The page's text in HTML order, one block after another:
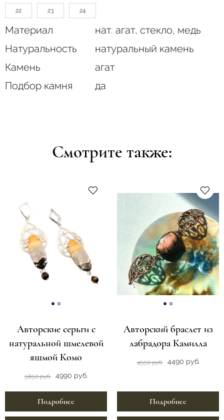
22 23 24
Материал
нат. агат, стекло, медь
Натуральность
натуральный камень
Камень
агат
Подбор камня
да
Смотрите также:
Авторские серьги с
натуральной шмелевой
яшмой Комо
5850 руб. 4990 руб.
Подробнее
Авторский браслет из
лабрадора Камилла
4550 руб. 4490 руб.
Подробнее